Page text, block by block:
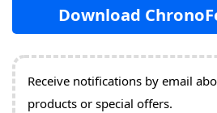
Download
Receive notifications by email
products or special offers.